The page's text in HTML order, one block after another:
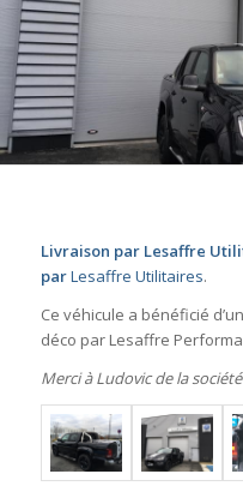
Livraison par Lesaffre
parLesaffre Utilitaires.
Ce véhicule a bénéficié
déco par Lesaffre
Merci à Ludovic de la